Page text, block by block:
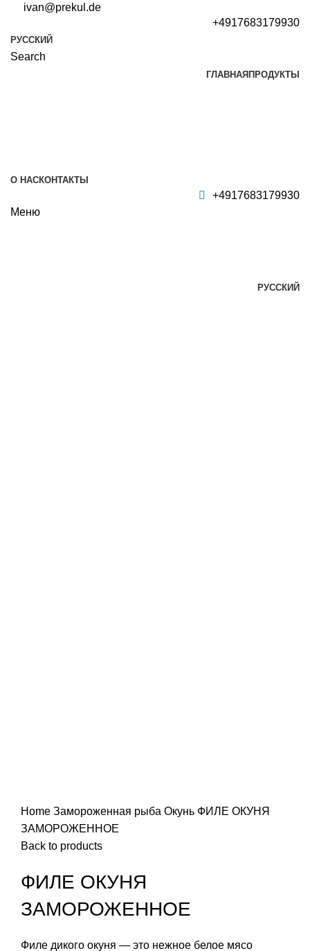
ivan@prekul.de
+4917683179930
РУССКИЙ
Search
ГЛАВНАЯ ПРОДУКТЫ
О НАСКОНТАКТЫ
+4917683179930
Меню
РУССКИЙ
Home Замороженная рыба Окунь ФИЛЕ ОКУНЯ
ЗАМОРОЖЕННОЕ
Back to products
ФИЛЕ ОКУНЯ
ЗАМОРОЖЕННОЕ
Филе дикого окуня — это нежное белое мясо